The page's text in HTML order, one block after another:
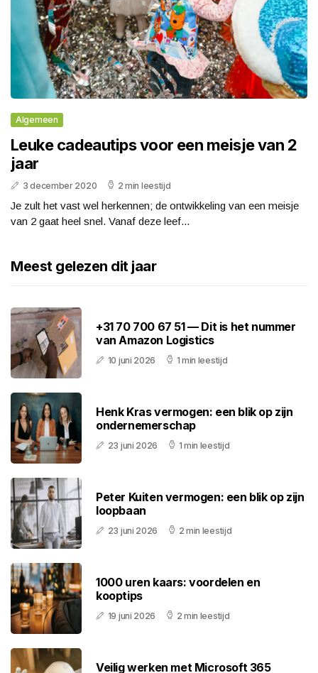
Algemeen
Leuke cadeautips voor een meisje van 2
jaar
3 december 2020 2 min leestijd
Je zult het vast wel herkennen; de ontwikkeling van een meisje
van 2 gaat heel snel. Vanaf deze leef...
Meest gelezen dit jaar
+31 70 700 67 51 — Dit is het nummer
van Amazon Logistics
10 juni 2026 1 min leestijd
Henk Kras vermogen: een blik op zijn
ondernemerschap
23 juni 2026 1 min leestijd
Peter Kuiten vermogen: een blik op zijn
loopbaan
23 juni 2026 2 min leestijd
1000 uren kaars: voordelen en
kooptips
19 juni 2026 2 min leestijd
Veilig werken met Microsoft 365